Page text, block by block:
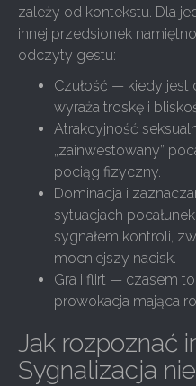
zależy od kontekstu. Dla
innej przedsionek
odczyty gestu:
Czułość — kiedy jest
wyraża troskę i
Atrakcyjność
„zainwestowany”
pociąg fizyczny.
Dominacja i
sytuacjach
sygnałem kontroli,
mocniejszy nacisk.
Gra i flirt — czasem
prowokacja mająca
Jak rozpoznać
Sygnalizacja